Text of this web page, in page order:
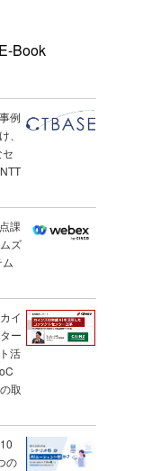
Book
例
課
ズ
イ
ー
活
取
の